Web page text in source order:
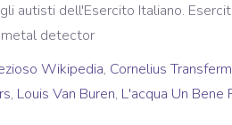
autisti dell'Esercito Italiano.
metal detector
Wikipedia, Cornelius
, Louis Van Buren, L'acqua Un